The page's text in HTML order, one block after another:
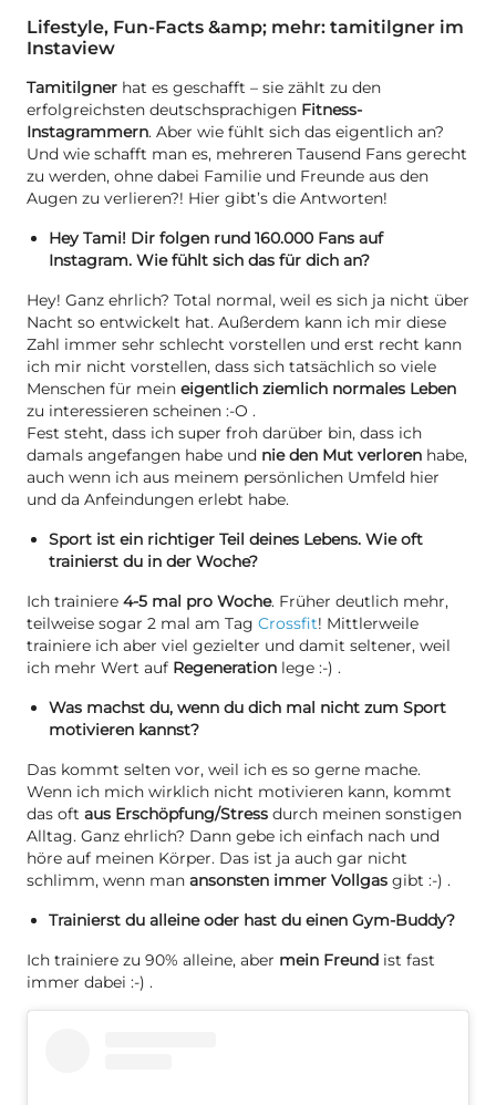
Lifestyle, Fun-Facts &amp; mehr: tamitilgner im
Instaview
Tamitilgner hat es geschafft – sie zählt zu den
erfolgreichsten deutschsprachigen Fitness-
Instagrammern. Aber wie fühlt sich das eigentlich an?
Und wie schafft man es, mehreren Tausend Fans gerecht
zu werden, ohne dabei Familie und Freunde aus den
Augen zu verlieren?! Hier gibt’s die Antworten!
Hey Tami! Dir folgen rund 160.000 Fans auf
Instagram. Wie fühlt sich das für dich an?
Hey! Ganz ehrlich? Total normal, weil es sich ja nicht über
Nacht so entwickelt hat. Außerdem kann ich mir diese
Zahl immer sehr schlecht vorstellen und erst recht kann
ich mir nicht vorstellen, dass sich tatsächlich so viele
Menschen für mein eigentlich ziemlich normales Leben
zu interessieren scheinen :-O .
Fest steht, dass ich super froh darüber bin, dass ich
damals angefangen habe und nie den Mut verloren habe,
auch wenn ich aus meinem persönlichen Umfeld hier
und da Anfeindungen erlebt habe.
Sport ist ein richtiger Teil deines Lebens. Wie oft
trainierst du in der Woche?
Ich trainiere 4-5 mal pro Woche. Früher deutlich mehr,
teilweise sogar 2 mal am Tag Crossfit! Mittlerweile
trainiere ich aber viel gezielter und damit seltener, weil
ich mehr Wert auf Regeneration lege :-) .
Was machst du, wenn du dich mal nicht zum Sport
motivieren kannst?
Das kommt selten vor, weil ich es so gerne mache.
Wenn ich mich wirklich nicht motivieren kann, kommt
das oft aus Erschöpfung/Stress durch meinen sonstigen
Alltag. Ganz ehrlich? Dann gebe ich einfach nach und
höre auf meinen Körper. Das ist ja auch gar nicht
schlimm, wenn man ansonsten immer Vollgas gibt :-) .
Trainierst du alleine oder hast du einen Gym-Buddy?
Ich trainiere zu 90% alleine, aber mein Freund ist fast
immer dabei :-) .